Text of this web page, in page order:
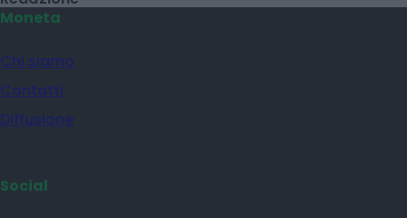
Moneta
Chi siamo
Contatti
Diffusione
Social